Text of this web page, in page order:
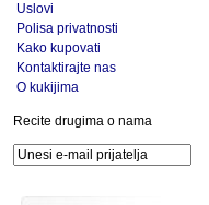
Uslovi
Polisa privatnosti
Kako kupovati
Kontaktirajte nas
O kukijima
Recite drugima o nama